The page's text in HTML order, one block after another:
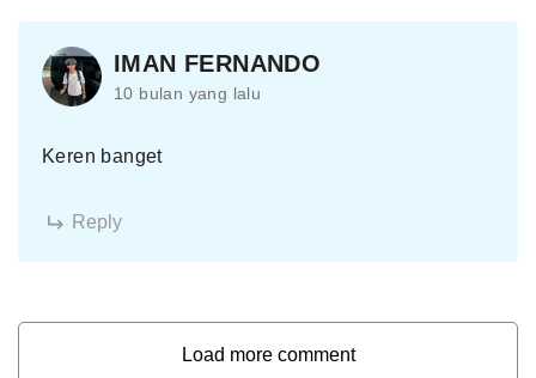
IMAN FERNANDO
10 bulan yang lalu
Keren banget
Reply
Load more comment